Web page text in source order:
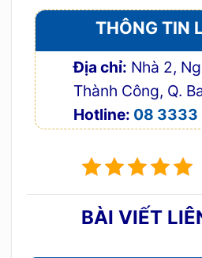
THÔNG TIN
Địa chỉ: Nhà 2,
Thành Công, Q.
Hotline: 08 3333
BÀI VIẾT